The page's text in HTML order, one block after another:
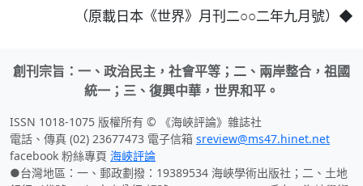
（原載日本《世界》月刊二○○二年九月號） ◆
創刊宗旨：一、政治民主，社會平等；二、兩岸整合，祖國
統一；三、復興中華，世界和平。
ISSN 1018-1075 版權所有 © 《海峽評論》雜誌社
電話、傳真 (02) 23677473 電子信箱 sreview@ms47.hinet.net
facebook 粉絲專頁 海峽評論
●台灣地區：一、郵政劃撥：19389534 海峽學術出版社；二、土地